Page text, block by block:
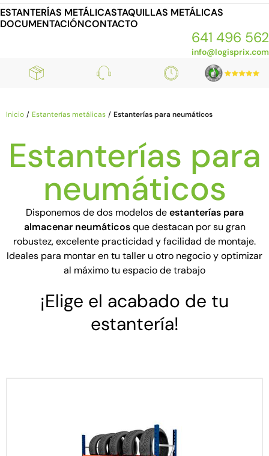
ESTANTERÍAS METÁLICASTAQUILLAS METÁLICAS
DOCUMENTACIÓNCONTACTO
641 496 562
info@logisprix.com
Inicio Estanterías metálicas Estanterías para neumáticos
Estanterías para
neumáticos
Disponemos de dos modelos deestanterías para
almacenar neumáticosque destacan por su gran
robustez, excelente practicidad y facilidad de montaje.
Ideales para montar en tu taller u otro negocio y optimizar
al máximo tu espacio de trabajo
¡Elige el acabado de tu
estantería!